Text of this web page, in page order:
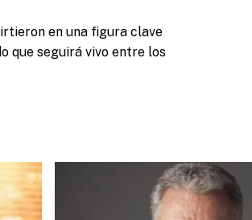
en una figura clave
que seguirá vivo entre los